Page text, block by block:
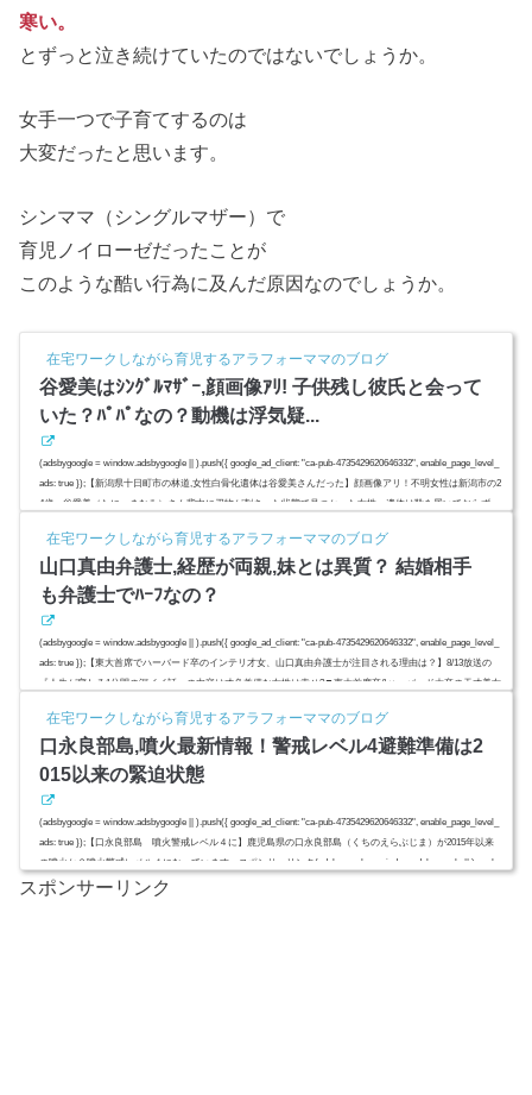
寒い。
とずっと泣き続けていたのではないでしょうか。
女手一つで子育てするのは
大変だったと思います。
シンママ（シングルマザー）で
育児ノイローゼだったことが
このような酷い行為に及んだ原因なのでしょうか。
在宅ワークしながら育児するアラフォーママのブログ
谷愛美はｼﾝｸﾞﾙﾏｻﾞｰ,顔画像ｱﾘ! 子供残し彼氏と会って
いた？ﾊﾟﾊﾟなの？動機は浮気疑...
(adsbygoogle = window.adsbygoogle || ).push({ google_ad_client: "ca-pub-4735429620646332", enable_page_level_
ads: true });【新潟県十日町市の林道,女性白骨化遺体は谷愛美さんだった】顔画像アリ！不明女性は新潟市の2
4歳、谷愛美（たに・まなみ）さん背中に刃物が刺さった状態で見つかった女性。遺体は靴を履いておらず、
られています。殺害動機は、恋愛のもつれか怨恨か？谷愛美さ...
在宅ワークしながら育児するアラフォーママのブログ
山口真由弁護士,経歴が両親,妹とは異質？ 結婚相手
も弁護士でﾊｰﾌなの？
(adsbygoogle = window.adsbygoogle || ).push({ google_ad_client: "ca-pub-4735429620646332", enable_page_level_
ads: true });【東大首席でハーバード卒のインテリ才女、山口真由弁護士が注目される理由は？】8/13放送の
『人生が変わる1分間の深イイ話』の内容は才色兼備な女性は幸せ?▼東大首席卒&ハーバード大卒の天才美女
っているようなんです。高校入学で単身上京し、現役で東京...
在宅ワークしながら育児するアラフォーママのブログ
口永良部島,噴火最新情報！警戒レベル4避難準備は2
015以来の緊迫状態
(adsbygoogle = window.adsbygoogle || ).push({ google_ad_client: "ca-pub-4735429620646332", enable_page_level_
ads: true });【口永良部島 噴火警戒レベル４に】鹿児島県の口永良部島（くちのえらぶじま）が2015年以来
の噴火か？噴火警戒レベル４になっています。スポンサーリンク(adsbygoogle = window.adsbygoogle || ).push
({});(adsbygoogle = window.adsbygoogle || ).push({});口永良部島,噴火最新情報！【口永良部島に噴火警報 警戒
スポンサーリンク